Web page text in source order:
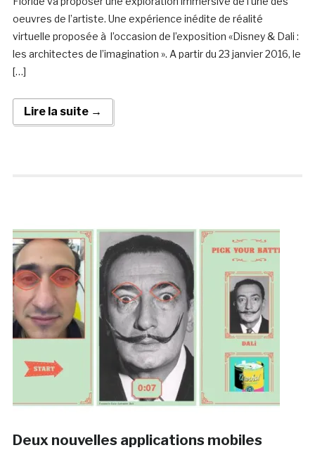
oeuvres de l’artiste. Une expérience inédite de réalité
virtuelle proposée à l’occasion de l’exposition «Disney & Dali :
les architectes de l’imagination ». A partir du 23 janvier 2016, le
[…]
Lire la suite →
Deux nouvelles applications mobiles